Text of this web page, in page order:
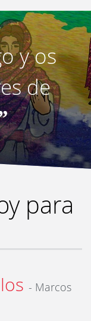
y os
de
para
- Marcos